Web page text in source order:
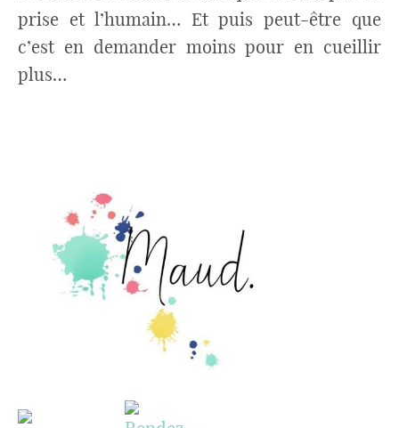
prise et l’humain… Et puis peut-être que
c’est en demander moins pour en cueillir
plus…